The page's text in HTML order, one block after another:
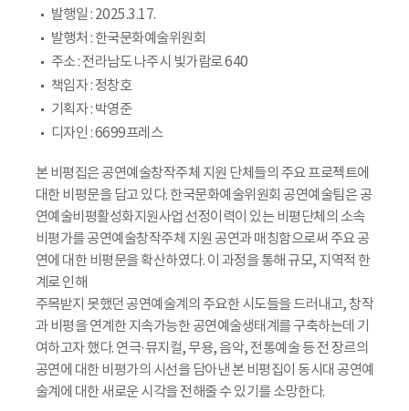
발행일 : 2025.3.17.
발행처 : 한국문화예술위원회
주소 : 전라남도 나주시 빛가람로 640
책임자 : 정창호
기획자 : 박영준
디자인 : 6699프레스
본 비평집은 공연예술창작주체 지원 단체들의 주요 프로젝트에
대한 비평문을 담고 있다. 한국문화예술위원회 공연예술팀은 공
연예술비평활성화지원사업 선정이력이 있는 비평단체의 소속
비평가를 공연예술창작주체 지원 공연과 매칭함으로써 주요 공
연에 대한 비평문을 확산하였다. 이 과정을 통해 규모, 지역적 한
계로 인해
주목받지 못했던 공연예술계의 주요한 시도들을 드러내고, 창작
과 비평을 연계한 지속가능한 공연예술생태계를 구축하는데 기
여하고자 했다. 연극·뮤지컬, 무용, 음악, 전통예술 등 전 장르의
공연에 대한 비평가의 시선을 담아낸 본 비평집이 동시대 공연예
술계에 대한 새로운 시각을 전해줄 수 있기를 소망한다.